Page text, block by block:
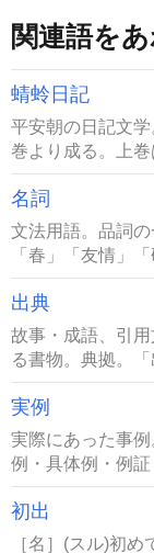
関連語を
蜻蛉日記
平安朝の日記文
巻より成る。上
名詞
文法用語。品詞の
「春」「友情」
出典
故事・成語、引
る書物。典拠。
実例
実際にあった事
例・具体例・例
初出
［名］(スル)初